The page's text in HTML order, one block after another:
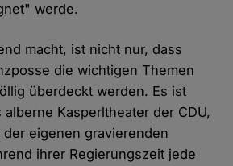
werde.
macht, ist nicht nur, dass
die wichtigen Themen
überdeckt werden. Es ist
Kasperltheater der CDU,
eigenen gravierenden
ihrer Regierungszeit jede